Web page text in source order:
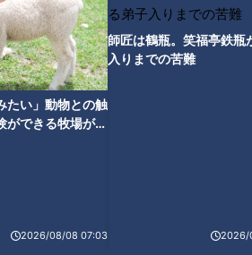
たい」動物との触
ができる牧場がオ
2026/08/08 07:03
師匠は鶴瓶。笑福亭鉄瓶
入りまでの苦難
2026/
です。そのため、たんぱく質が不足す
因に。また、たんぱく質不足が続くと
質を奪いはじめるため、気がつかない
しまいます。コレステロールや中性脂
える人やダイエットをする人が増えた
質不足は年々進んでおり、今では戦後
レイル」への第一歩に！？～